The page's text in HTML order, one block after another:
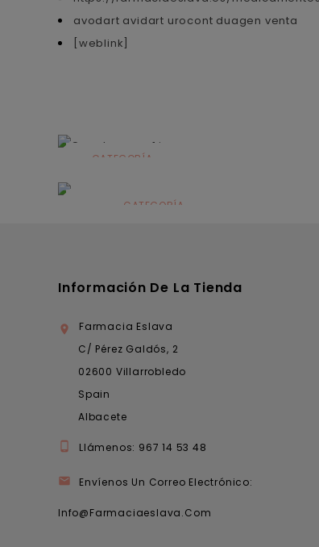
avodart avidart urocont duagen venta
[weblink]
CATEGORÍA
CATEGORÍA
Información De La Tienda

Farmacia Eslava
C/ Pérez Galdós, 2
02600 Villarrobledo
Spain
Albacete
 Llámenos: 967 14 53 48
 Envíenos Un Correo Electrónico:
Info@farmaciaeslava.com